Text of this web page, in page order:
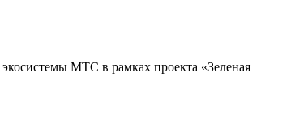
МТС в рамках проекта «Зеленая